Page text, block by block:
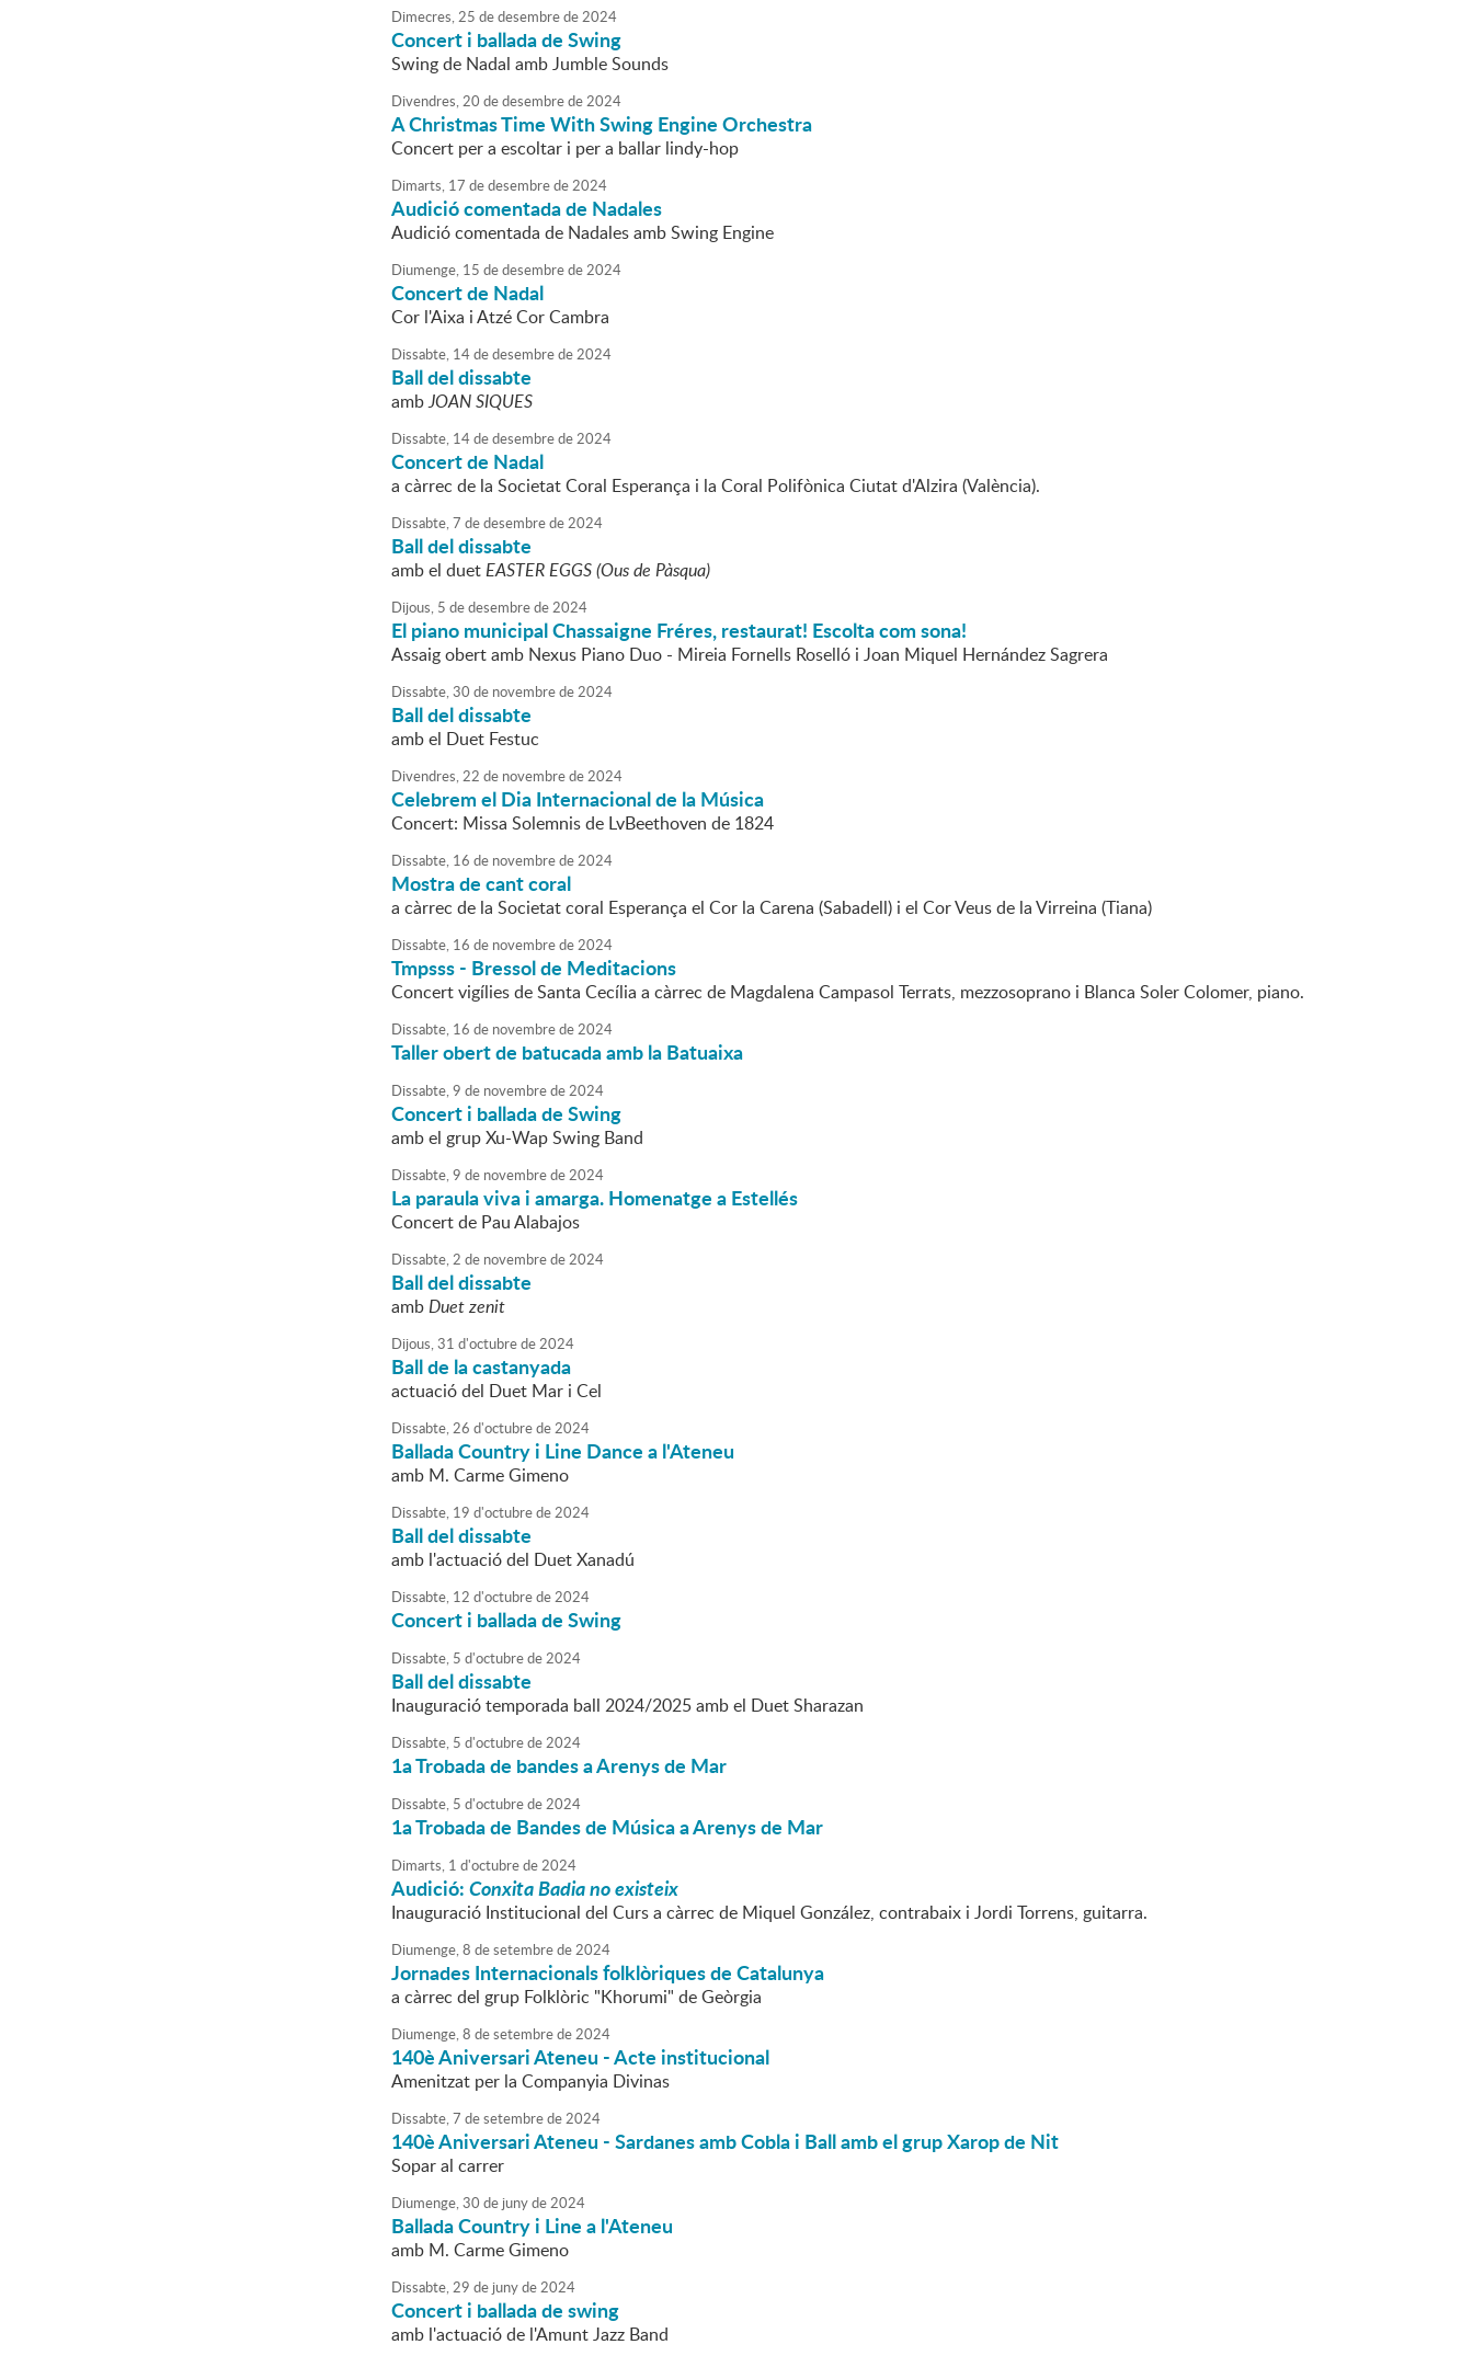
Dimecres,25 dedesembrede2024
Concert i ballada de Swing
Swing de Nadal amb Jumble Sounds
Divendres,20 dedesembrede2024
A Christmas Time With Swing Engine Orchestra
Concert per a escoltar i per a ballar lindy-hop
Dimarts, 17 dedesembrede2024
Audició comentada de Nadales
Audició comentada de Nadales amb Swing Engine
Diumenge, 15 dedesembrede2024
Concert de Nadal
Cor l'Aixa i Atzé Cor Cambra
Dissabte, 14dedesembrede2024
Ball del dissabte
ambJOAN SIQUES
Dissabte, 14dedesembrede2024
Concert de Nadal
a càrrec de la Societat Coral Esperança i la Coral Polifònica Ciutat d'Alzira (València).
Dissabte,7 dedesembrede2024
Ball del dissabte
amb el duetEASTER EGGS (Ous de Pàsqua)
Dijous, 5 dedesembrede2024
El piano municipal Chassaigne Fréres, restaurat! Escolta com sona!
Assaig obert amb Nexus Piano Duo - Mireia Fornells Roselló i Joan Miquel Hernández Sagrera
Dissabte,30 de novembrede2024
Ball del dissabte
amb el Duet Festuc
Divendres,22 de novembrede2024
Celebrem el Dia Internacional de la Música
Concert: Missa Solemnis de LvBeethoven de 1824
Dissabte, 16 de novembrede2024
Mostra de cant coral
a càrrec de la Societat coral Esperança el Cor la Carena (Sabadell) i el Cor Veus de la Virreina (Tiana)
Dissabte, 16 de novembrede2024
Tmpsss - Bressol de Meditacions
Concert vigílies de Santa Cecília a càrrec de Magdalena Campasol Terrats, mezzosoprano i Blanca Soler Colomer, piano.
Dissabte, 16 de novembrede2024
Taller obert de batucada amb la Batuaixa
Dissabte,9 de novembrede2024
Concert i ballada de Swing
amb el grup Xu-Wap Swing Band
Dissabte,9 de novembrede2024
La paraula viva i amarga. Homenatge a Estellés
Concert de Pau Alabajos
Dissabte,2 de novembrede2024
Ball del dissabte
ambDuet zenit
Dijous,31 d'octubrede2024
Ball de la castanyada
actuació del Duet Mar i Cel
Dissabte,26 d'octubrede2024
Ballada Country i Line Dance a l'Ateneu
amb M. Carme Gimeno
Dissabte, 19 d'octubrede2024
Ball del dissabte
amb l'actuació del Duet Xanadú
Dissabte, 12 d'octubrede2024
Concert i ballada de Swing
Dissabte, 5 d'octubrede2024
Ball del dissabte
Inauguració temporada ball 2024/2025 amb el Duet Sharazan
Dissabte, 5 d'octubrede2024
1a Trobada de bandes a Arenys de Mar
Dissabte, 5 d'octubrede2024
1a Trobada de Bandes de Música a Arenys de Mar
Dimarts, 1 d'octubrede2024
Audició:Conxita Badia no existeix
Inauguració Institucional del Curs a càrrec de Miquel González, contrabaix i Jordi Torrens, guitarra.
Diumenge,8 desetembrede2024
Jornades Internacionals folklòriques de Catalunya
a càrrec del grup Folklòric "Khorumi" de Geòrgia
Diumenge,8 desetembrede2024
140è Aniversari Ateneu - Acte institucional
Amenitzat per la Companyia Divinas
Dissabte,7 desetembrede2024
140è Aniversari Ateneu - Sardanes amb Cobla i Ball amb el grup Xarop de Nit
Sopar al carrer
Diumenge,30 de junyde2024
Ballada Country i Line a l'Ateneu
amb M. Carme Gimeno
Dissabte,29 de junyde2024
Concert i ballada de swing
amb l'actuació de l'Amunt Jazz Band